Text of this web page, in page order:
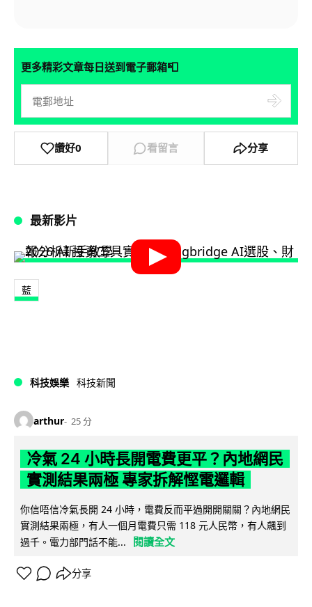
更多精彩文章每日送到電子郵箱📮
讚好0 看留言 分享
最新影片
藍
科技娛樂 科技新聞
arthur 25 分
冷氣 24 小時長開電費更平？內地網民
實測結果兩極 專家拆解慳電邏輯
你信唔信冷氣長開 24 小時，電費反而平過開開關關？內地網民
實測結果兩極，有人一個月電費只需 118 元人民幣，有人飆到
過千。電力部門話不能...
閱讀全文
分享